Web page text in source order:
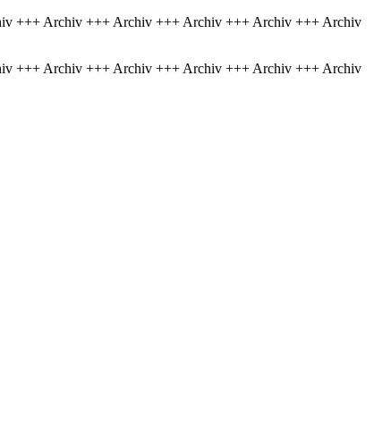
+++ Archiv +++ Archiv +++ Archiv +++ Archiv +++ Archiv
+++ Archiv +++ Archiv +++ Archiv +++ Archiv +++ Archiv